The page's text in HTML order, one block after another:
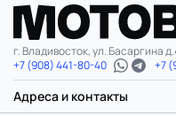
г. Владивосток, ул. Басаргина
+7 (908) 441-80-40
+7
Адреса и контакты